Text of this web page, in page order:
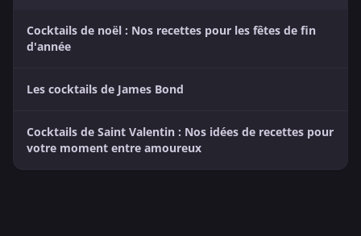
Cocktails de noël : Nos recettes pour les fêtes de fin
d'année
Les cocktails de James Bond
Cocktails de Saint Valentin : Nos idées de recettes pour
votre moment entre amoureux